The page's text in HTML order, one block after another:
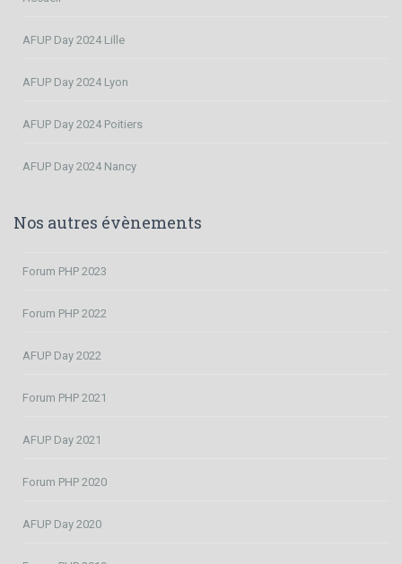
AFUP Day 2024 Lille
AFUP Day 2024 Lyon
AFUP Day 2024 Poitiers
AFUP Day 2024 Nancy
Nos autres évènements
Forum PHP 2023
Forum PHP 2022
AFUP Day 2022
Forum PHP 2021
AFUP Day 2021
Forum PHP 2020
AFUP Day 2020